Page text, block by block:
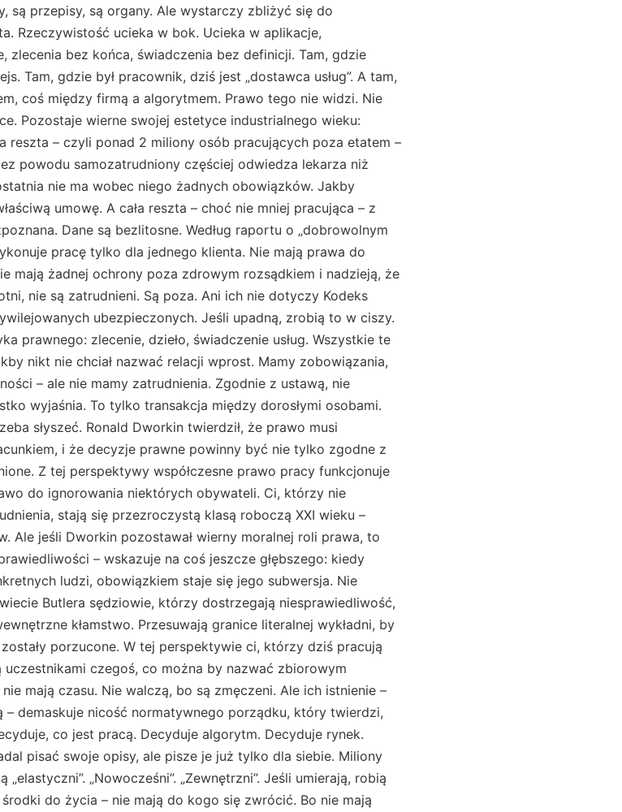
są przepisy, są organy. Ale wystarczy zbliżyć się do
Rzeczywistość ucieka w bok. Ucieka w aplikacje,
zlecenia bez końca, świadczenia bez definicji. Tam, gdzie
Tam, gdzie był pracownik, dziś jest „dostawca usług”. A tam,
coś między firmą a algorytmem. Prawo tego nie widzi. Nie
Pozostaje wierne swojej estetyce industrialnego wieku:
reszta – czyli ponad 2 miliony osób pracujących poza etatem –
powodu samozatrudniony częściej odwiedza lekarza niż
nie ma wobec niego żadnych obowiązków. Jakby
umowę. A cała reszta – choć nie mniej pracująca – z
Dane są bezlitosne. Według raportu o „dobrowolnym
pracę tylko dla jednego klienta. Nie mają prawa do
mają żadnej ochrony poza zdrowym rozsądkiem i nadzieją, że
nie są zatrudnieni. Są poza. Ani ich nie dotyczy Kodeks
ubezpieczonych. Jeśli upadną, zrobią to w ciszy.
prawnego: zlecenie, dzieło, świadczenie usług. Wszystkie te
nikt nie chciał nazwać relacji wprost. Mamy zobowiązania,
– ale nie mamy zatrudnienia. Zgodnie z ustawą, nie
wyjaśnia. To tylko transakcja między dorosłymi osobami.
słyszeć. Ronald Dworkin twierdził, że prawo musi
i że decyzje prawne powinny być nie tylko zgodne z
Z tej perspektywy współczesne prawo pracy funkcjonuje
do ignorowania niektórych obywateli. Ci, którzy nie
stają się przezroczystą klasą roboczą XXI wieku –
Ale jeśli Dworkin pozostawał wierny moralnej roli prawa, to
– wskazuje na coś jeszcze głębszego: kiedy
ludzi, obowiązkiem staje się jego subwersja. Nie
Butlera sędziowie, którzy dostrzegają niesprawiedliwość,
kłamstwo. Przesuwają granice literalnej wykładni, by
porzucone. W tej perspektywie ci, którzy dziś pracują
uczestnikami czegoś, co można by nazwać zbiorowym
mają czasu. Nie walczą, bo są zmęczeni. Ale ich istnienie –
demaskuje nicość normatywnego porządku, który twierdzi,
co jest pracą. Decyduje algorytm. Decyduje rynek.
pisać swoje opisy, ale pisze je już tylko dla siebie. Miliony
„Nowocześni”. „Zewnętrzni”. Jeśli umierają, robią
do życia – nie mają do kogo się zwrócić. Bo nie mają